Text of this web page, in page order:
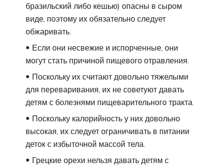
бразильский либо кешью) опасны в сыром
виде, поэтому их обязательно следует
обжаривать.
Если они несвежие и испорченные, они
могут стать причиной пищевого отравления.
Поскольку их считают довольно тяжелыми
для переваривания, их не советуют давать
детям с болезнями пищеварительного тракта.
Поскольку калорийность у них довольно
высокая, их следует ограничивать в питании
деток с избыточной массой тела.
Грецкие орехи нельзя давать детям с